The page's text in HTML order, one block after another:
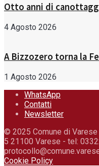
Otto anni di
4 Agosto 2026
A Bizzozero torna la
1 Agosto 2026
WhatsApp
Contatti
Newsletter
© 2025 Comune di
5 21100 Varese - tel:
Cookie Policy